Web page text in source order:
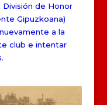
de Honor
Gipuzkoana)
a la
club e intentar